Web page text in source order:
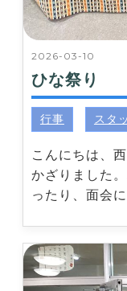
2026-03-10
ひな祭り
行事 スタ
こんにちは、
かざりました
ったり、面会